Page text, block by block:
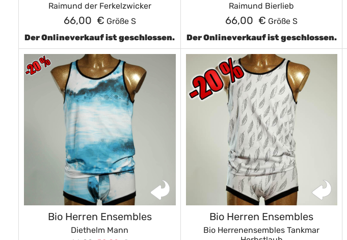
Raimund der Ferkelzwicker
66,00 € Größe S
Der Onlineverkauf ist geschlossen.
Raimund Bierlieb
66,00 € Größe S
Der Onlineverkauf ist geschlossen.
Bio Herren Ensembles
Diethelm Mann
Bio Herren Ensembles
Bio Herrenensembles Tankmar